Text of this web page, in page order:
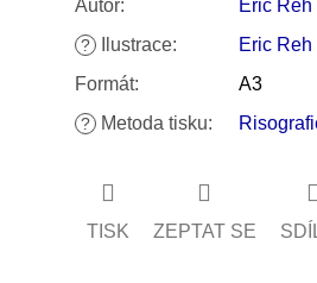
Autor: Eric Reh
? Ilustrace:
Eric Reh
Formát: A3
? Metoda tisku:
TISK ZEPTAT SE